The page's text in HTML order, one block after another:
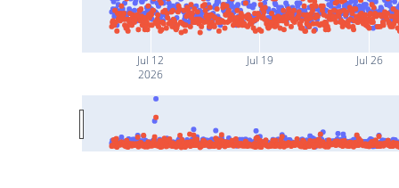
Jul 12
2026
Jul 19 Jul 26